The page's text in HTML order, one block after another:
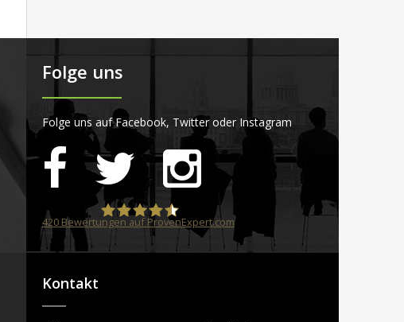
Folge uns
Folge uns auf Facebook, Twitter oder Instagram
STARTPLATZ
420Bewertungen auf ProvenExpert.com
Kontakt